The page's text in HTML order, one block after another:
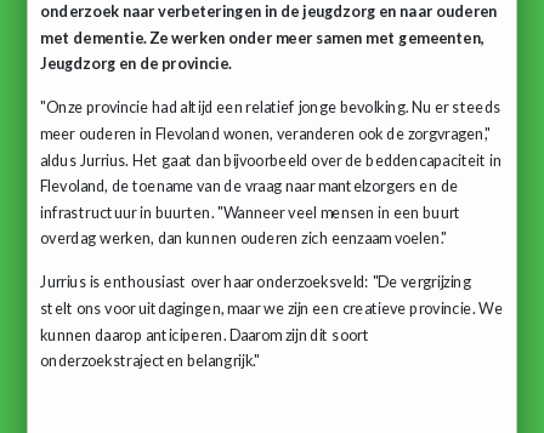
onderzoek naar verbeteringen in de jeugdzorg en naar ouderen
met dementie. Ze werken onder meer samen met gemeenten,
Jeugdzorg en de provincie.
"Onze provincie had altijd een relatief jonge bevolking. Nu er steeds
meer ouderen in Flevoland wonen, veranderen ook de zorgvragen,"
aldus Jurrius. Het gaat dan bijvoorbeeld over de beddencapaciteit in
Flevoland, de toename van de vraag naar mantelzorgers en de
infrastructuur in buurten. "Wanneer veel mensen in een buurt
overdag werken, dan kunnen ouderen zich eenzaam voelen."
Jurrius is enthousiast over haar onderzoeksveld: "De vergrijzing
stelt ons voor uitdagingen, maar we zijn een creatieve provincie. We
kunnen daarop anticiperen. Daarom zijn dit soort
onderzoekstrajecten belangrijk."